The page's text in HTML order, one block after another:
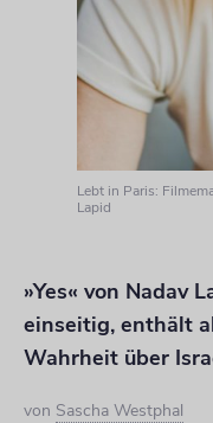
Lebt in Paris:
Lapid
»Yes« von Nadav
einseitig, enthält
Wahrheit über
von Sascha Westphal